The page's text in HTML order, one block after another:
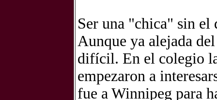
Ser una "chica" sin el
Aunque ya alejada
difícil. En el colegio
empezaron a
fue a Winnipeg para